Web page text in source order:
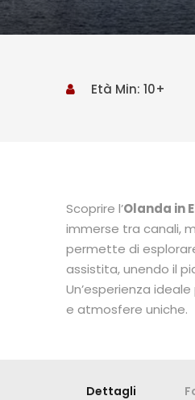
Età Min: 10+
Scoprire l’Olanda in
immerse tra canali,
permette di
assistita, unendo il
Un’esperienza
e atmosfere uniche.
Dettagli